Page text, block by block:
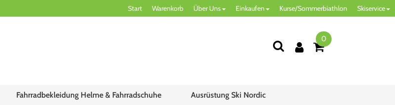
Start Warenkorb Über Uns Einkaufen Kurse/Sommerbiathlon Skiservice
0
Fahrradbekleidung Helme & Fahrradschuhe Ausrüstung Ski Nordic